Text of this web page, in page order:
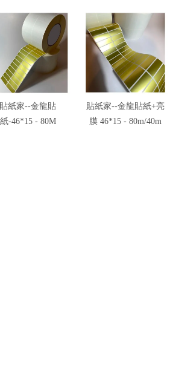
貼紙家--金龍貼
紙-46*15 - 80M
貼紙家--金龍貼紙+亮
膜 46*15 - 80m/40m